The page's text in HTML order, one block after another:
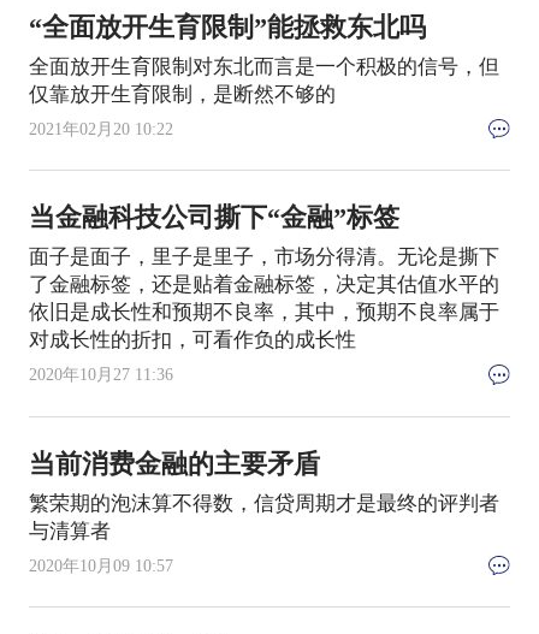
“全面放开生育限制”能拯救东北吗
全面放开生育限制对东北而言是一个积极的信号，但
仅靠放开生育限制，是断然不够的
2021年02月20 10:22
当金融科技公司撕下“金融”标签
面子是面子，里子是里子，市场分得清。无论是撕下
了金融标签，还是贴着金融标签，决定其估值水平的
依旧是成长性和预期不良率，其中，预期不良率属于
对成长性的折扣，可看作负的成长性
2020年10月27 11:36
当前消费金融的主要矛盾
繁荣期的泡沫算不得数，信贷周期才是最终的评判者
与清算者
2020年10月09 10:57